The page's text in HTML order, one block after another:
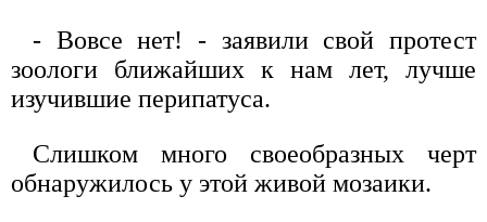
- Вовсе нет! - заявили свой протест
зоологи ближайших к нам лет, лучше
изучившие перипатуса.
Слишком много своеобразных черт
обнаружилось у этой живой мозаики.